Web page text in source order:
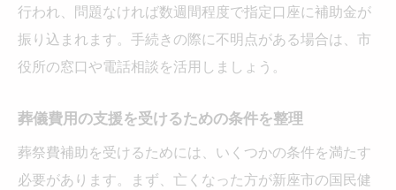
行われ、問題なければ数週間程度で指定口座に補助金が
振り込まれます。手続きの際に不明点がある場合は、市
役所の窓口や電話相談を活用しましょう。
葬儀費用の支援を受けるための条件を整理
葬祭費補助を受けるためには、いくつかの条件を満たす
必要があります。まず、亡くなった方が新座市の国民健